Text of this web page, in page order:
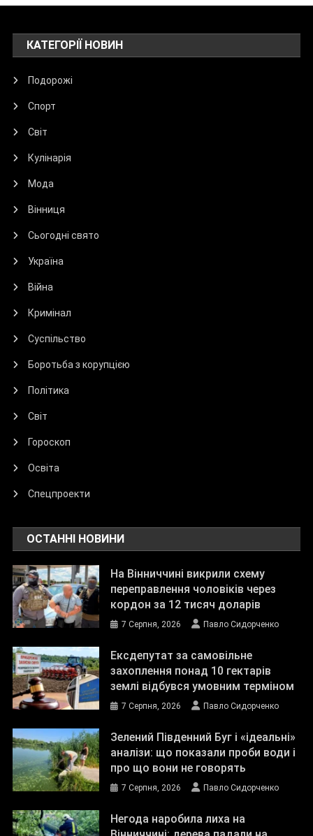
КАТЕГОРІЇ НОВИН
Подорожі
Спорт
Світ
Кулінарія
Мода
Вінниця
Сьогодні свято
Україна
Війна
Кримінал
Суспільство
Боротьба з корупцією
Політика
Світ
Гороскоп
Освіта
Спецпроекти
ОСТАННІ НОВИНИ
На Вінниччині викрили схему
переправлення чоловіків через
кордон за 12 тисяч доларів
7 Серпня, 2026 Павло Сидорченко
Ексдепутат за самовільне
захоплення понад 10 гектарів
землі відбувся умовним терміном
7 Серпня, 2026 Павло Сидорченко
Зелений Південний Буг і «ідеальні»
аналізи: що показали проби води і
про що вони не говорять
7 Серпня, 2026 Павло Сидорченко
Негода наробила лиха на